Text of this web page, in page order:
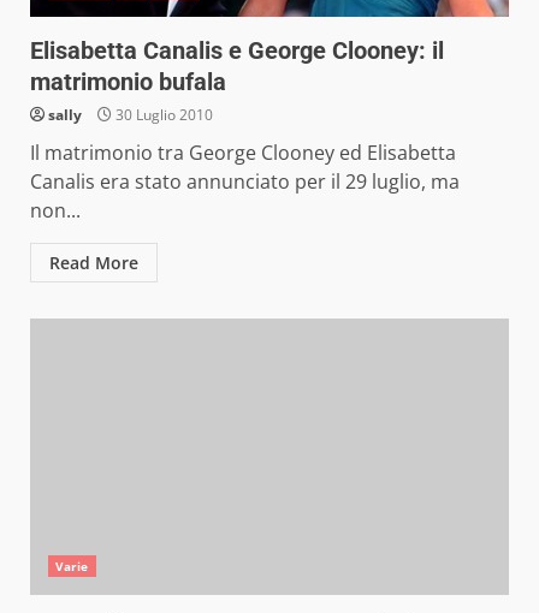
Elisabetta Canalis e George Clooney: il
matrimonio bufala
sally 30 Luglio 2010
Il matrimonio tra George Clooney ed Elisabetta
Canalis era stato annunciato per il 29 luglio, ma
non...
Read More
Varie